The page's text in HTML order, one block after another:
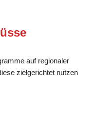
auf regionaler
zielgerichtet nutzen